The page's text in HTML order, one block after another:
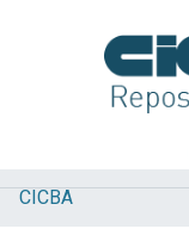
Explorar
CICBA